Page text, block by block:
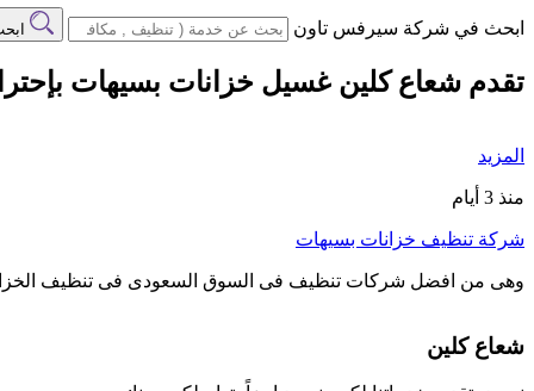
ابحث في شركة سيرفس تاون
تقدم شعاع كلين غسيل خزانات بسيهات
المزيد
منذ 3 أيام
شركة تنظيف خزانات بسيهات
وهى من افضل شركات تنظيف فى السوق السعودى فى تنظيف
شعاع كلين